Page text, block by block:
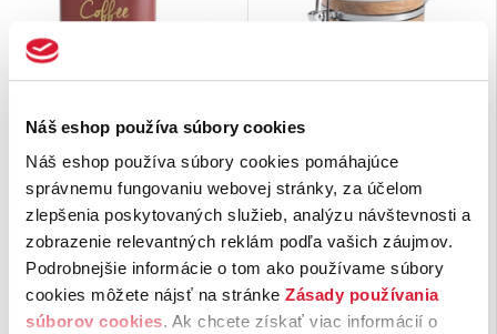
Náš eshop používa súbory cookies
Náš eshop používa súbory cookies pomáhajúce
správnemu fungovaniu webovej stránky, za účelom
zlepšenia poskytovaných služieb, analýzu návštevnosti a
zobrazenie relevantných reklám podľa vašich záujmov.
Podrobnejšie informácie o tom ako používame súbory
cookies môžete nájsť na stránke Zásady používania
súborov cookies. Ak chcete získať viac informácií o
Cillian 500 g
Krásna kombinácia sýtočervenej
a teplej zlatej dodáva tejto
plechovke obzvlášť očarujúci
vzhľad. Farby vyžarujú pocit …
8,50€
13 ks na sklade
Okrúhla plastová dóza s
uzatvárateľným viečkom je
ideálna na uchovávanie kávy či
čaju, pričom poskytuje …
8, 50€
15 ks na sklade